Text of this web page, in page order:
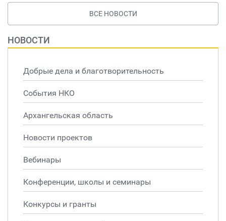
ВСЕ НОВОСТИ
НОВОСТИ
Добрые дела и благотворительность
События НКО
Архангельская область
Новости проектов
Вебинары
Конференции, школы и семинары
Конкурсы и гранты